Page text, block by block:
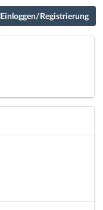
Einloggen/Registrierung